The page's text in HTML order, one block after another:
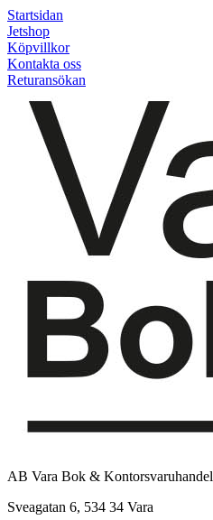
Startsidan
Jetshop
Köpvillkor
Kontakta oss
Returansökan
AB Vara Bok & Kontorsvaruhandel
Sveagatan 6, 534 34 Vara